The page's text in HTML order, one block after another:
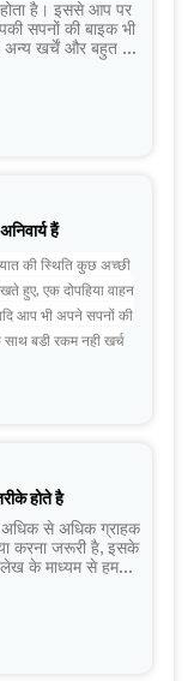
होता है। इससे आप पर
सपनों की बाइक भी
खर्चें और बहुत सा
हैं
की स्थिति कुछ अच्छी
हुए, एक दोपहिया वाहन
आप भी अपने सपनों की
बड़ी रकम नही खर्च
ऐसे संस्थान उपलब्ध हैं,
बाइक के मालिक
होते है
अधिक से अधिक ग्राहक
करना जरूरी है, इसके
के माध्यम से हम